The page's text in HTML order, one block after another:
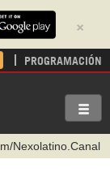
×
PROGRAMACIÓN
Nexolatino.Canal